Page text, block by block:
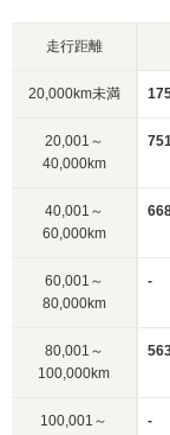
走行距離
20,000km未満
20,001～
40,000km
40,001～
60,000km
60,001～
80,000km
-
80,001～
100,000km
100,001～
-